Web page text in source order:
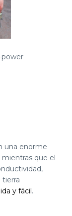
power
una enorme
mientras que el
tierra
y fácil.